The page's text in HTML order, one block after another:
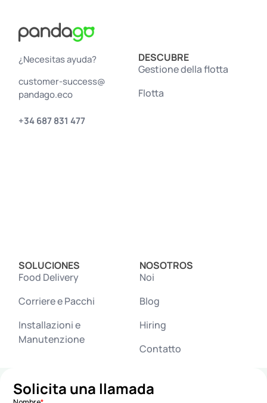
¿Necesitas ayuda?
customer-success@
pandago.eco
+34 687 831 477
DESCUBRE
Gestione della flotta
Flotta
SOLUCIONES
Food Delivery
Corriere e Pacchi
Installazioni e
Manutenzione
NOSOTROS
Noi
Blog
Hiring
Contatto
Solicita una llamada